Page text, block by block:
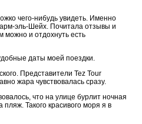
чего-нибудь увидеть. Именно
эль-Шейх. Почитала отзывы и
можно и отдохнуть есть
даты моей поездки.
Представители Tez Tour
жара чувствовалась сразу.
что на улице бурлит ночная
Такого красивого моря я в